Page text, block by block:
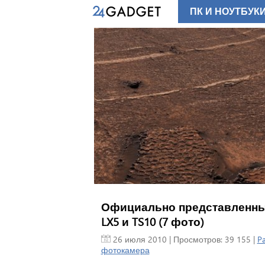
Официально
LX5 и TS10 (7 фото)
26 июля 2010 | Просмотров: 39 155 |
фотокамера
ПК И НОУТБУКИ